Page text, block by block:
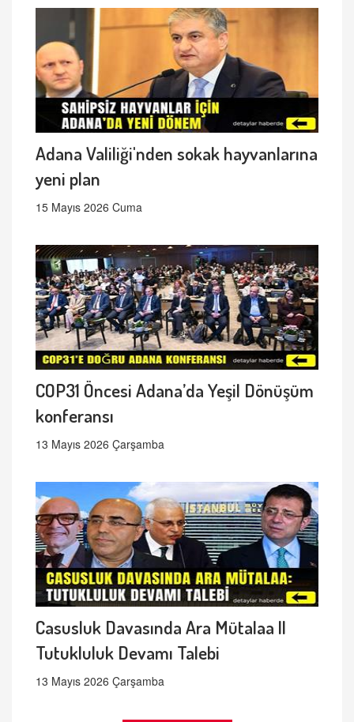
Adana Valiliği'nden sokak hayvanlarına
yeni plan
15 Mayıs 2026 Cuma
COP31 Öncesi Adana’da Yeşil Dönüşüm
konferansı
13 Mayıs 2026 Çarşamba
Casusluk Davasında Ara Mütalaa ||
Tutukluluk Devamı Talebi
13 Mayıs 2026 Çarşamba